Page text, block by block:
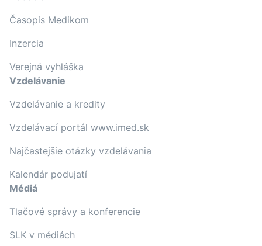
Časopis Medikom
Inzercia
Verejná vyhláška
Vzdelávanie
Vzdelávanie a kredity
Vzdelávací portál www.imed.sk
Najčastejšie otázky vzdelávania
Kalendár podujatí
Médiá
Tlačové správy a konferencie
SLK v médiách